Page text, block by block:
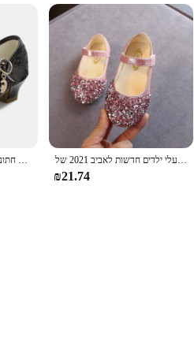
ילדים נסיכה עקבים גבוהים בנות נעלי עור נצנצים ילדים מסיבת חתונה נעליים נעליים גודל 26-38 נעלי ילדים חדשות לאביב 2021 של KushyShoo, נעלי נסיכה לילדות עם ברק, נעלי ריקוד לתינוקות ופעוטות בסגנון קז'ואלי
₪21.74